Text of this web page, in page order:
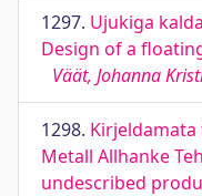
1297. Ujukiga
Design of a
Väät, Johanna
1298.
Metall Allhanke
undescribed